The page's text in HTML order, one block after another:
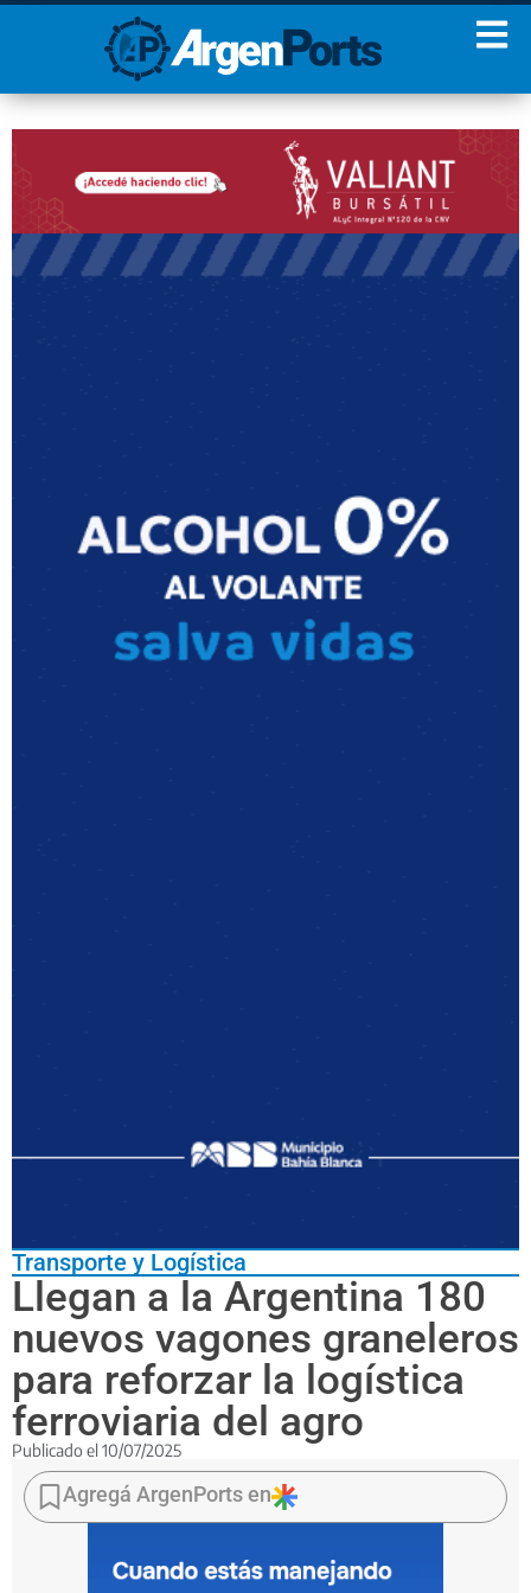
Transporte y Logística
Llegan a la Argentina 180
nuevos vagones graneleros
para reforzar la logística
ferroviaria del agro
Publicado el 10/07/2025
Las
primeras
90
Agregá ArgenPorts en
¡Sumate a nuestro
Newsletter!
Nombre Apellidos
Email